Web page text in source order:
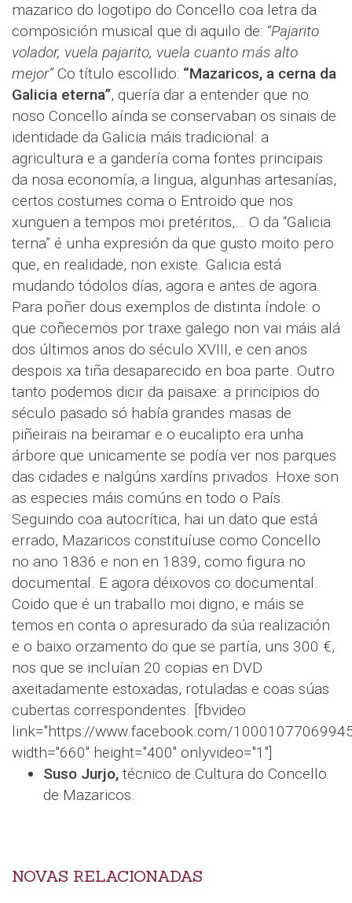
mazarico do logotipo do Concello coa letra da
composición musical que di aquilo de: “Pajarito
volador, vuela pajarito, vuela cuanto más alto
mejor”Co título escollido: “Mazaricos, a cerna da
Galicia eterna”, quería dar a entender que no
noso Concello aínda se conservaban os sinais de
identidade da Galicia máis tradicional: a
agricultura e a gandería coma fontes principais
da nosa economía, a lingua, algunhas artesanías,
certos costumes coma o Entroido que nos
xunguen a tempos moi pretéritos,… O da “Galicia
terna” é unha expresión da que gusto moito pero
que, en realidade, non existe. Galicia está
mudando tódolos días, agora e antes de agora.
Para poñer dous exemplos de distinta índole: o
que coñecemos por traxe galego non vai máis alá
dos últimos anos do século XVIII, e cen anos
despois xa tiña desaparecido en boa parte. Outro
tanto podemos dicir da paisaxe: a principios do
século pasado só había grandes masas de
piñeirais na beiramar e o eucalipto era unha
árbore que unicamente se podía ver nos parques
das cidades e nalgúns xardíns privados. Hoxe son
as especies máis comúns en todo o País.
Seguindo coa autocrítica, hai un dato que está
errado, Mazaricos constituíuse como Concello
no ano 1836 e non en 1839, como figura no
documental. E agora déixovos co documental.
Coido que é un traballo moi digno, e máis se
temos en conta o apresurado da súa realización
e o baixo orzamento do que se partía, uns 300 €,
nos que se incluían 20 copias en DVD
axeitadamente estoxadas, rotuladas e coas súas
cubertas correspondentes. [fbvideo
link="https://www.facebook.com/
width="660" height="400" onlyvideo="1"]
Suso Jurjo, técnico de Cultura do Concello
de Mazaricos.
NOVAS RELACIONADAS